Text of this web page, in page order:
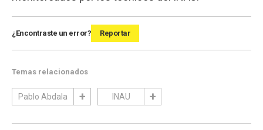
¿Encontraste un error? Reportar
Temas relacionados
Pablo Abdala INAU